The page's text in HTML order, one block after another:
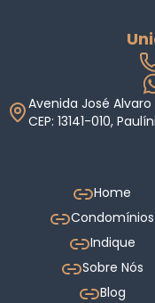
Avenida José
CEP: 13141-010,
Home
Condomínios
Indique
Sobre Nós
Blog